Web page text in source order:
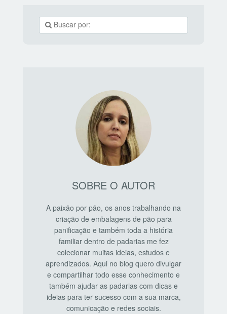
SOBRE O AUTOR
A paixão por pão, os anos trabalhando na
criação de embalagens de pão para
panificação e também toda a história
familiar dentro de padarias me fez
colecionar muitas ideias, estudos e
aprendizados. Aqui no blog quero divulgar
e compartilhar todo esse conhecimento e
também ajudar as padarias com dicas e
ideias para ter sucesso com a sua marca,
comunicação e redes sociais.